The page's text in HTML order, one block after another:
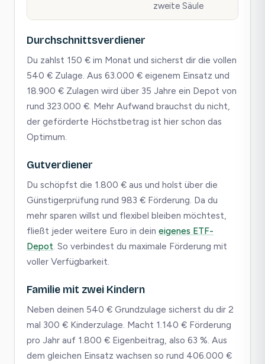
zweite Säule
Durchschnittsverdiener
Du zahlst 150 € im Monat und sicherst dir die vollen
540 € Zulage. Aus 63.000 € eigenem Einsatz und
18.900 € Zulagen wird über 35 Jahre ein Depot von
rund 323.000 €. Mehr Aufwand brauchst du nicht,
der geförderte Höchstbetrag ist hier schon das
Optimum.
Gutverdiener
Du schöpfst die 1.800 € aus und holst über die
Günstigerprüfung rund 983 € Förderung. Da du
mehr sparen willst und flexibel bleiben möchtest,
fließt jeder weitere Euro in dein eigenes ETF-
Depot. So verbindest du maximale Förderung mit
voller Verfügbarkeit.
Familie mit zwei Kindern
Neben deinen 540 € Grundzulage sicherst du dir 2
mal 300 € Kinderzulage. Macht 1.140 € Förderung
pro Jahr auf 1.800 € Eigenbeitrag, also 63 %. Aus
dem gleichen Einsatz wachsen so rund 406.000 €